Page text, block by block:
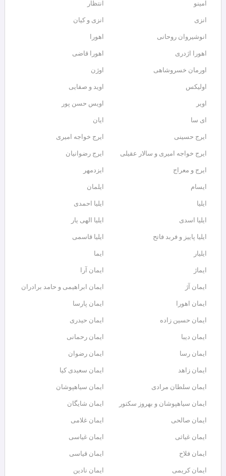
امینو انتظار
انزی انزی و کیان
انوشیروان روحانی اهورا
اهورا اژدری اهورا قاضی
اورمان خسروشاهی اوژن
اولیکس اوید و صفایی
اویر اویس حسن پور
ای سا ایان
ایرج حسینی ایرج خواجه امیری
ایرج خواجه امیری و سالار عقیلی ایرج رضوانیان
ایرج و معراج ایزدمهر
ایسام ایلمان
ایلیا ایلیا احمدی
ایلیا اسدی ایلیا الهی یار
ایلیا پاییز و فربد فاتح ایلیا قاسمی
ایلیار ایما
ایماژ ایمان آرا
ایمان آژ ایمان ابراهیمی و حامد برادران
ایمان اهورا ایمان پارسا
ایمان حسین زاده ایمان حیدری
ایمان دیبا ایمان رحمانی
ایمان رسا ایمان رضوان
ایمان زاهد ایمان سعیدی کیا
ایمان سلطان مرادی ایمان سیاهپوشان
ایمان سیاهپوشان و بهروز سکتور ایمان شایگان
ایمان صالحی ایمان غلامی
ایمان غیاثی ایمان غیاسی
ایمان فلاح ایمان قیاسی
ایمان کریمی ایمان نادین